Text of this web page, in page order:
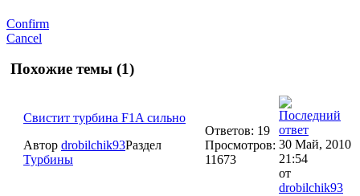
Confirm
Cancel
Похожие темы (1)
Свистит турбина F1A сильно
Автор drobilchik93Раздел
Турбины
Ответов: 19
Просмотров:
11673
30 Май, 2010
21:54
от
drobilchik93